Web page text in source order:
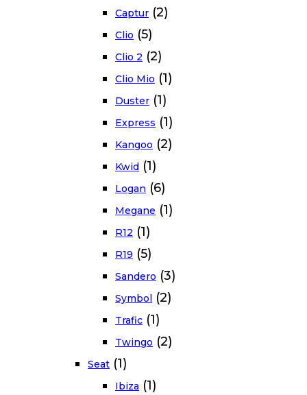
Captur (2)
Clio (5)
Clio 2 (2)
Clio Mio (1)
Duster (1)
Express (1)
Kangoo (2)
Kwid (1)
Logan (6)
Megane (1)
R12 (1)
R19 (5)
Sandero (3)
Symbol (2)
Trafic (1)
Twingo (2)
Seat (1)
Ibiza (1)